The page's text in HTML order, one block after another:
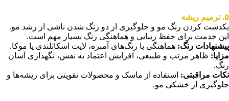
۵. ترمیم ریشه
یکدست کردن رنگ مو و جلوگیری از دو رنگ شدن ناشی از رشد مو.
این خدمت برای حفظ زیبایی و هماهنگی رنگ بسیار مهم است.
پیشنهادات رنگ: هماهنگی با رنگ‌های آمبره، لایت اسکاتلندی یا موکا.
مزایا: ظاهر مرتب و طبیعی، افزایش اعتماد به نفس، نگهداری آسان
رنگ.
نکات مراقبتی: استفاده از ماسک و محصولات تقویتی برای ریشه‌ها و
جلوگیری از خشکی مو.